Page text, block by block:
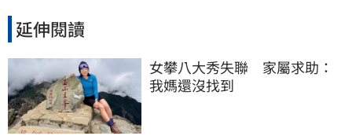
延伸閱讀
女攀八大秀失聯　家屬求助：
我媽還沒找到